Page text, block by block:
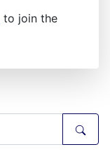
to join the